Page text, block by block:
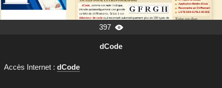
397 
dCode
Accès Internet : dCode